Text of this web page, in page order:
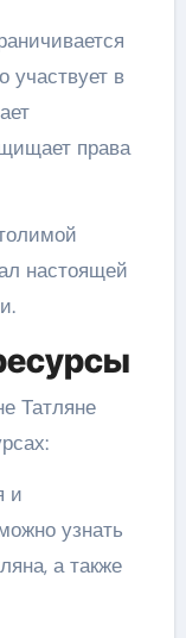
участвует в
права
настоящей
Татляне
и
узнать
а также